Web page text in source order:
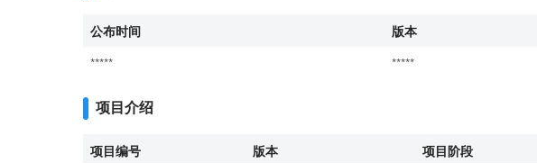
公布时间 版本
*****
*****
项目介绍
项目编号 版本 项目阶段